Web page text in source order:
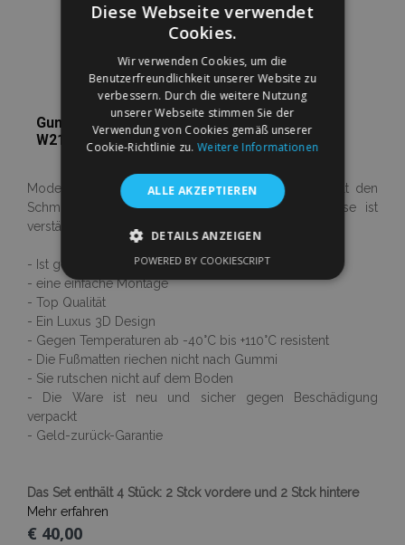
Gummi Fußmatten für MERCEDES E-CLASS
W211 4-teilige 2002-2009
Moderner antirutsch design. Der Rand fängt und hält den
Schmutz, 1 cm Höhe. Der Bereich unter der Ferse ist
verstärkt.
- Ist genau dem Ausmaß eures Autos angepasst
- eine einfache Montage
- Top Qualität
- Ein Luxus 3D Design
- Gegen Temperaturen ab -40°C bis +110°C resistent
- Die Fußmatten riechen nicht nach Gummi
- Sie rutschen nicht auf dem Boden
- Die Ware ist neu und sicher gegen Beschädigung
verpackt
- Geld-zurück-Garantie
Das Set enthält 4 Stück: 2 Stck vordere und 2 Stck hintere
Mehr erfahren
€ 40,00
Diese Webseite verwendet
Cookies.
Wir verwenden Cookies, um die
Benutzerfreundlichkeit unserer Website zu
verbessern. Durch die weitere Nutzung
unserer Webseite stimmen Sie der
Verwendung von Cookies gemäß unserer
Cookie-Richtlinie zu.Weitere Informationen
ALLE AKZEPTIEREN
DETAILS ANZEIGEN
FUNKTIONALITÄT
Unbedingt erforderliche Cookies ermöglichen
wesentliche Kernfunktionen der Website wie
die Benutzeranmeldung und die
POWERED BY COOKIESCRIPT